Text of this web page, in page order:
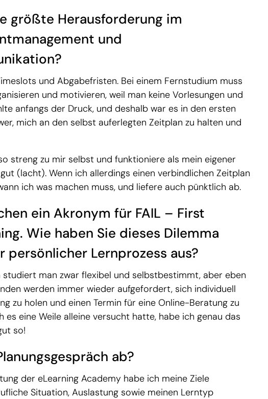
größte Herausforderung im
und
und Abgabefristen. Bei einem Fernstudium muss
und motivieren, weil man keine Vorlesungen und
anfangs der Druck, und deshalb war es in den ersten
mich an den selbst auferlegten Zeitplan zu halten und
streng zu mir selbst und funktioniere als mein eigener
(lacht). Wenn ich allerdings einen verbindlichen Zeitplan
ich was machen muss, und liefere auch pünktlich ab.
ein Akronym für FAIL – First
Wie haben Sie dieses Dilemma
persönlicher Lernprozess aus?
man zwar flexibel und selbstbestimmt, aber eben
werden immer wieder aufgefordert, sich individuell
zu holen und einen Termin für eine Online-Beratung zu
es eine Weile alleine versucht hatte, habe ich genau das
so!
ab?
der eLearning Academy habe ich meine Ziele
Situation, Auslastung sowie meinen Lerntyp